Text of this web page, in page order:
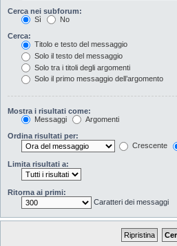
Cerca nei subforum:
Sì
No
Cerca:
Titolo e testo del messaggio
Solo il testo del messaggio
Solo tra i titoli degli argomenti
Solo il primo messaggio dell’argomento
Mostra i risultati come:
Messaggi
Argomenti
Ordina risultati per:
Crescente
Limita risultati a:
Ritorna ai primi:
Caratteri dei messaggi